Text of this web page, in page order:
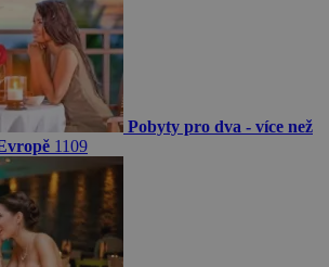
Pobyty pro dva - více než
1109